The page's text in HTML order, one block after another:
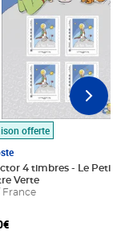
panier
offerte
4 timbres - Le Petit
Verte
France